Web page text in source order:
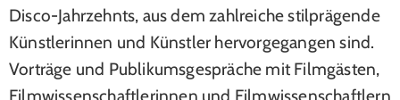
Disco-Jahrzehnts, aus dem zahlreiche stilprägende
Künstlerinnen und Künstler hervorgegangen sind.
Vorträge und Publikumsgespräche mit Filmgästen,
Filmwissenschaftlerinnen und Filmwissenschaftlern